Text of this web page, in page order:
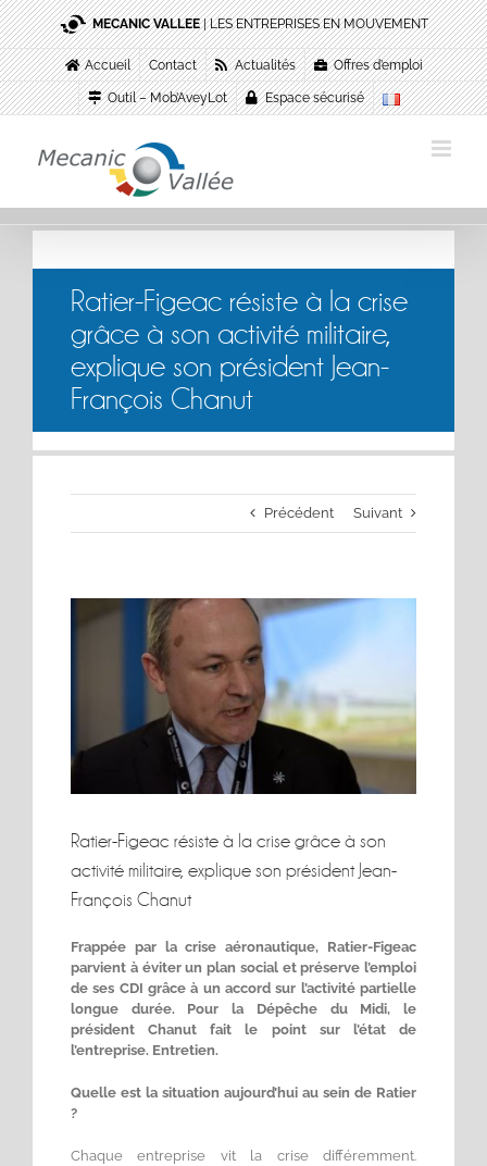
Passer
au
contenu
MECANIC VALLEE| LES ENTREPRISES EN MOUVEMENT
Accueil Contact Actualités Offres d’emploi
Outil – Mob’AveyLot Espace sécurisé
Ratier-Figeac résiste à la crise
grâce à son activité militaire,
explique son président Jean-
François Chanut
Précédent Suivant
l'image
Ratier-Figeac résiste à la crise grâce à son
activité militaire, explique son président Jean-
François Chanut
Frappée par la crise aéronautique, Ratier-Figeac
parvient à éviter un plan social et préserve l’emploi
de ses CDI grâce à un accord sur l’activité partielle
longue durée. Pour la Dépêche du Midi, le
président Chanut fait le point sur l’état de
l’entreprise. Entretien.
Quelle est la situation aujourd’hui au sein de Ratier
?
Chaque entreprise vit la crise différemment.